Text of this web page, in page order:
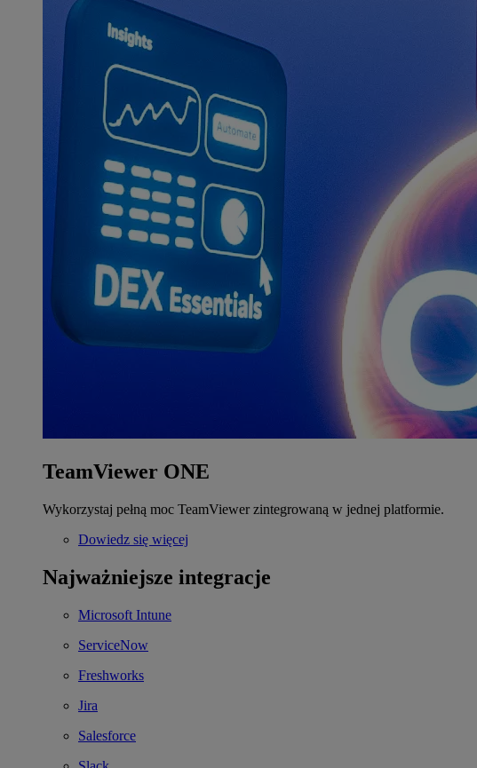
TeamViewer ONE
Wykorzystaj pełną moc TeamViewer zintegrowaną w jednej platformie.
Dowiedz się więcej
Najważniejsze integracje
Microsoft Intune
ServiceNow
Freshworks
Jira
Salesforce